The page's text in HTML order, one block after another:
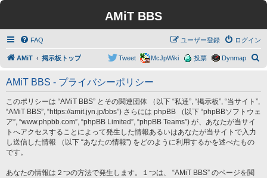
AMiT BBS
FAQ ログイン
ユーザー登録
AMiT 掲示板トップ Dynmap
投票
McJpWiki
Tweet
AMiT BBS - プライバシーポリシー
このポリシーは “AMiT BBS” とその関連団体 （以下 “私達”, “掲示板”, “当サイト”,
“AMiT BBS”, “https://amit.jyn.jp/bbs”) さらには phpBB （以下 “phpBBソフトウェ
ア”, “www.phpbb.com”, “phpBB Limited”, “phpBB Teams”) が、あなたが当サイ
トへアクセスすることによって発生した情報あるいはあなたが当サイトで入力
し送信した情報 （以下 “あなたの情報”) をどのように利用するかを述べたもの
です。
あなたの情報は２つの方法で発生します。１つは、 “AMiT BBS” のページを閲